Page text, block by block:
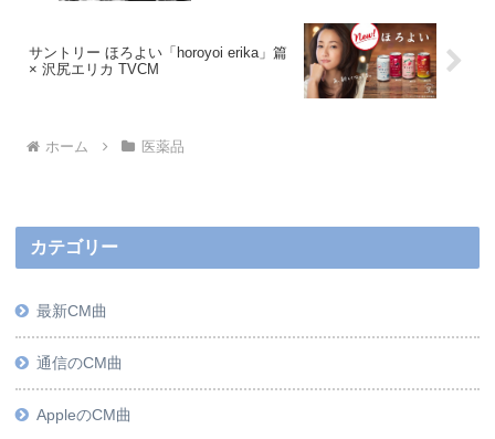
サントリー ほろよい「horoyoi erika」篇
× 沢尻エリカ TVCM
ホーム 医薬品
カテゴリー
最新CM曲
通信のCM曲
AppleのCM曲